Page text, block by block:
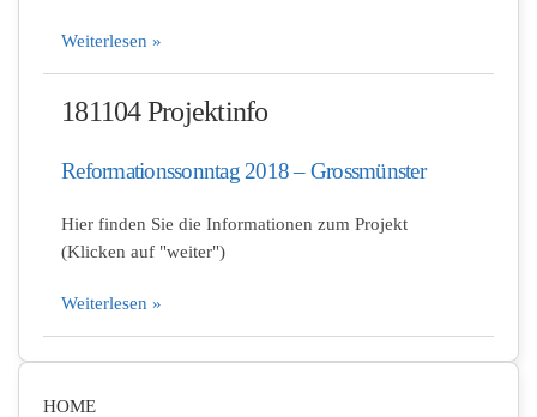
Weiterlesen »
181104 Projektinfo
Reformationssonntag 2018 – Grossmünster
Hier finden Sie die Informationen zum Projekt
(Klicken auf "weiter")
Weiterlesen »
HOME